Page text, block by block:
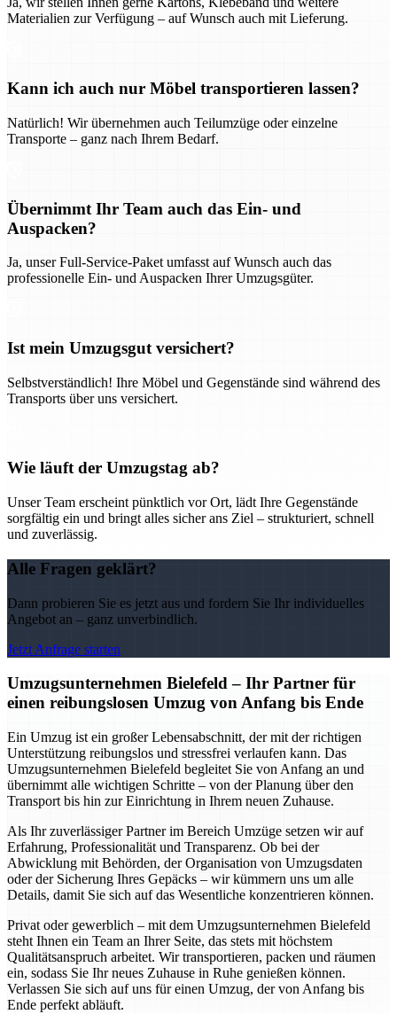
Materialien zur Verfügung – auf Wunsch auch mit Lieferung.
Kann ich auch nur Möbel transportieren lassen?
Natürlich! Wir übernehmen auch Teilumzüge oder einzelne
Transporte – ganz nach Ihrem Bedarf.
Übernimmt Ihr Team auch das Ein- und
Auspacken?
Ja, unser Full-Service-Paket umfasst auf Wunsch auch das
professionelle Ein- und Auspacken Ihrer Umzugsgüter.
Ist mein Umzugsgut versichert?
Selbstverständlich! Ihre Möbel und Gegenstände sind während des
Transports über uns versichert.
Wie läuft der Umzugstag ab?
Unser Team erscheint pünktlich vor Ort, lädt Ihre Gegenstände
sorgfältig ein und bringt alles sicher ans Ziel – strukturiert, schnell
und zuverlässig.
Alle Fragen geklärt?
Dann probieren Sie es jetzt aus und fordern Sie Ihr individuelles
Angebot an – ganz unverbindlich.
Jetzt Anfrage starten
Umzugsunternehmen Bielefeld – Ihr Partner für
einen reibungslosen Umzug von Anfang bis Ende
Ein Umzug ist ein großer Lebensabschnitt, der mit der richtigen
Unterstützung reibungslos und stressfrei verlaufen kann. Das
Umzugsunternehmen Bielefeld begleitet Sie von Anfang an und
übernimmt alle wichtigen Schritte – von der Planung über den
Transport bis hin zur Einrichtung in Ihrem neuen Zuhause.
Als Ihr zuverlässiger Partner im Bereich Umzüge setzen wir auf
Erfahrung, Professionalität und Transparenz. Ob bei der
Abwicklung mit Behörden, der Organisation von Umzugsdaten
oder der Sicherung Ihres Gepäcks – wir kümmern uns um alle
Details, damit Sie sich auf das Wesentliche konzentrieren können.
Privat oder gewerblich – mit dem Umzugsunternehmen Bielefeld
steht Ihnen ein Team an Ihrer Seite, das stets mit höchstem
Qualitätsanspruch arbeitet. Wir transportieren, packen und räumen
ein, sodass Sie Ihr neues Zuhause in Ruhe genießen können.
Verlassen Sie sich auf uns für einen Umzug, der von Anfang bis
Ende perfekt abläuft.